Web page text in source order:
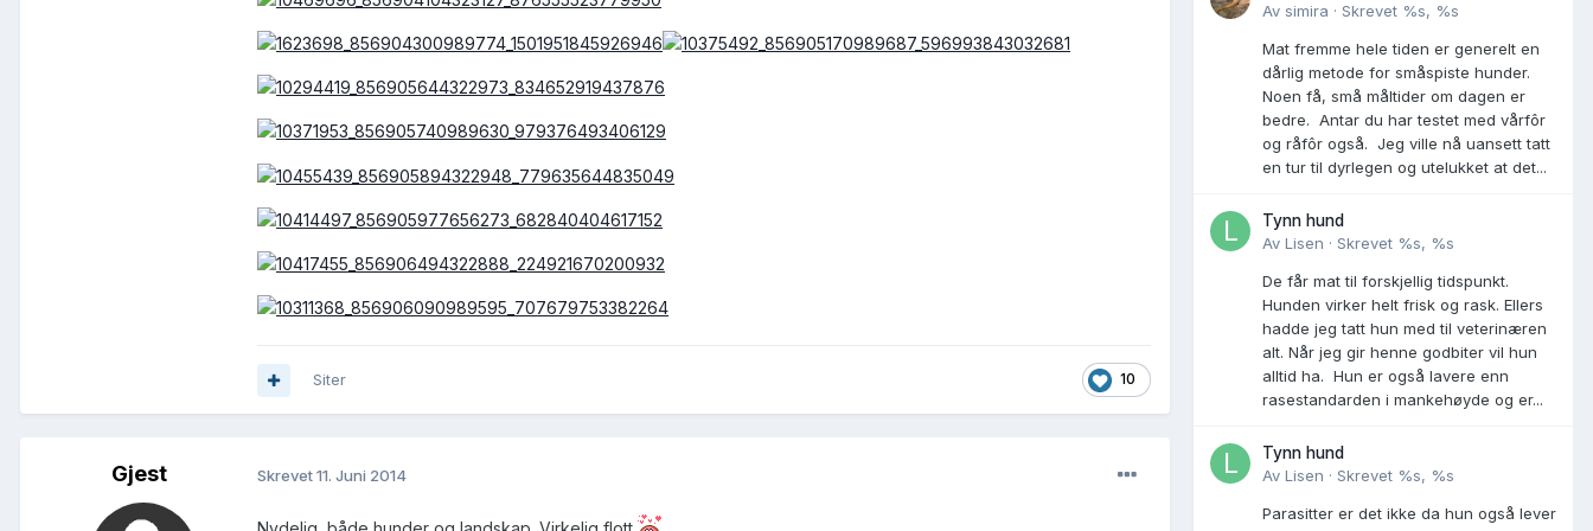
10
Siter
Gjest Skrevet11. Juni 2014
Av simira · Skrevet %s, %s
Mat fremme hele tiden er generelt en
dårlig metode for småspiste hunder.
Noen få, små måltider om dagen er
bedre. Antar du har testet med vårfôr
og råfôr også. Jeg ville nå uansett tatt
en tur til dyrlegen og utelukket at det...
Tynn hund
Av Lisen · Skrevet %s, %s
De får mat til forskjellig tidspunkt.
Hunden virker helt frisk og rask. Ellers
hadde jeg tatt hun med til veterinæren
alt. Når jeg gir henne godbiter vil hun
alltid ha. Hun er også lavere enn
rasestandarden i mankehøyde og er...
Tynn hund
Av Lisen · Skrevet %s, %s
Parasitter er det ikke da hun også lever